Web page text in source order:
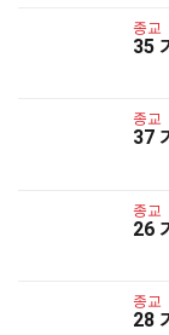
종교
35
종교
37
종교
26
종교
28